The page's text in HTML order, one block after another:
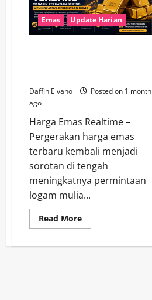
Emas Update Harian
Daffin Elvano
Posted on 1 month
ago
Harga Emas Realtime –
Pergerakan harga emas
terbaru kembali menjadi
sorotan di tengah
meningkatnya permintaan
logam mulia...
Read MoreRead
more
Emas